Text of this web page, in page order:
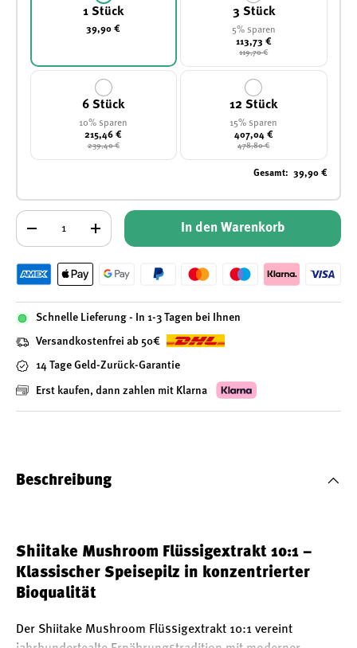
1 Stück
39,90 €
3 Stück
5% sparen
113,73 €
119,70 €
6 Stück
10% sparen
215,46 €
239,40 €
12 Stück
15% sparen
407,04 €
478,80 €
Gesamt: 39,90 €
Anzahl
+ In den Warenkorb
Schnelle Lieferung - In 1-3 Tagen bei Ihnen
Versandkostenfrei ab 50€
14 Tage Geld-Zurück-Garantie
Erst kaufen, dann zahlen mit Klarna
Beschreibung
Shiitake Mushroom Flüssigextrakt 10:1 –
Klassischer Speisepilz in konzentrierter
Bioqualität
Der Shiitake Mushroom Flüssigextrakt 10:1 vereint